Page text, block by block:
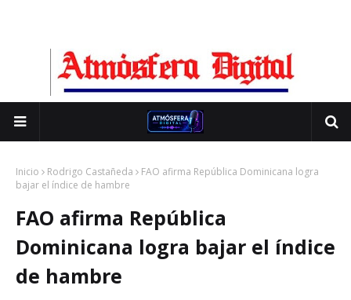
Inicio Rodrigo Castañeda
FAO afirma República Dominicana logra
bajar el índice de hambre
FAO afirma República
Dominicana logra bajar el índice
de hambre